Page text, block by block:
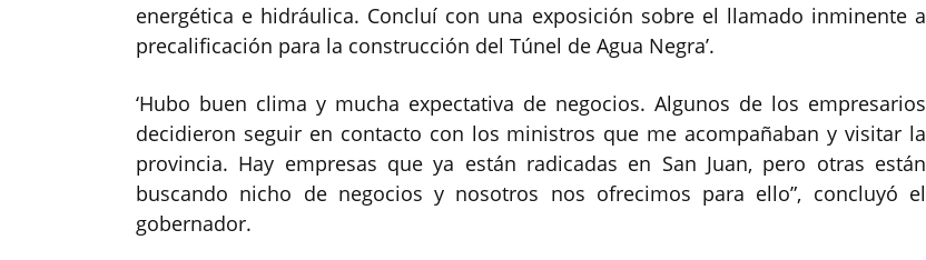
energética e hidráulica. Concluí con una exposición sobre el llamado inminente a
precalificación para la construcción del Túnel de Agua Negra’.
‘Hubo buen clima y mucha expectativa de negocios. Algunos de los empresarios
decidieron seguir en contacto con los ministros que me acompañaban y visitar la
provincia. Hay empresas que ya están radicadas en San Juan, pero otras están
buscando nicho de negocios y nosotros nos ofrecimos para ello”, concluyó el
gobernador.